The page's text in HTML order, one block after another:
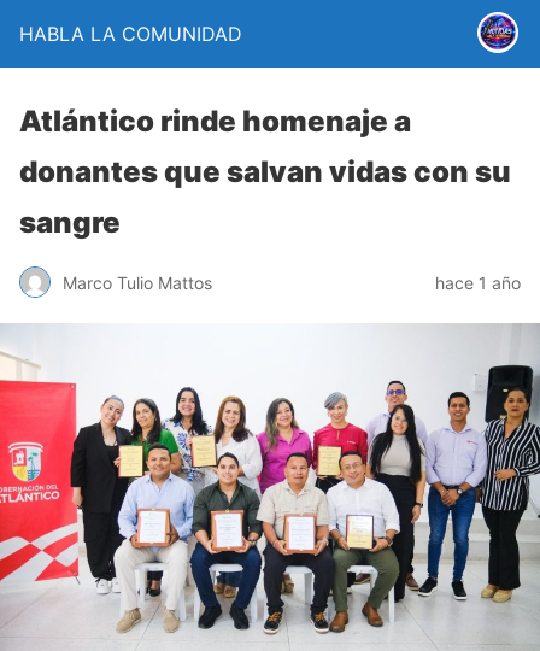
HABLA LA COMUNIDAD
Atlántico rinde homenaje a
donantes que salvan vidas con su
sangre
Marco Tulio Mattos hace 1 año